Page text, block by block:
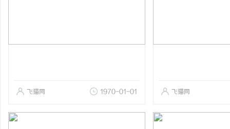
飞猫网 1970-01-01 飞猫网